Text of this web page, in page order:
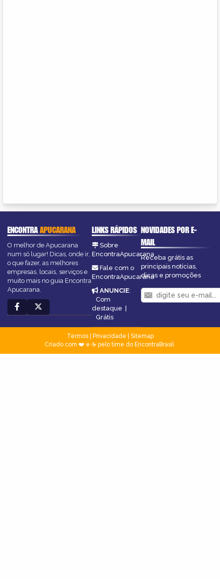
ENCONTRAAPUCARANA
O melhor de Apucarana
num só lugar! Dicas, onde ir,
o que fazer, as melhores
empresas, locais, serviços e
muito mais no guia Encontra
Apucarana.
LINKS RÁPIDOS
Sobre
EncontraApucarana
Fale com o
EncontraApucarana
ANUNCIE:
Com
destaque
Grátis
NOVIDADES POR E-
MAIL
Receba grátis as
principais notícias,
dicas e promoções
Termos| Privacidade
Sitemap
Criado com ❤️ e ☕ pelo time do EncontraBrasil